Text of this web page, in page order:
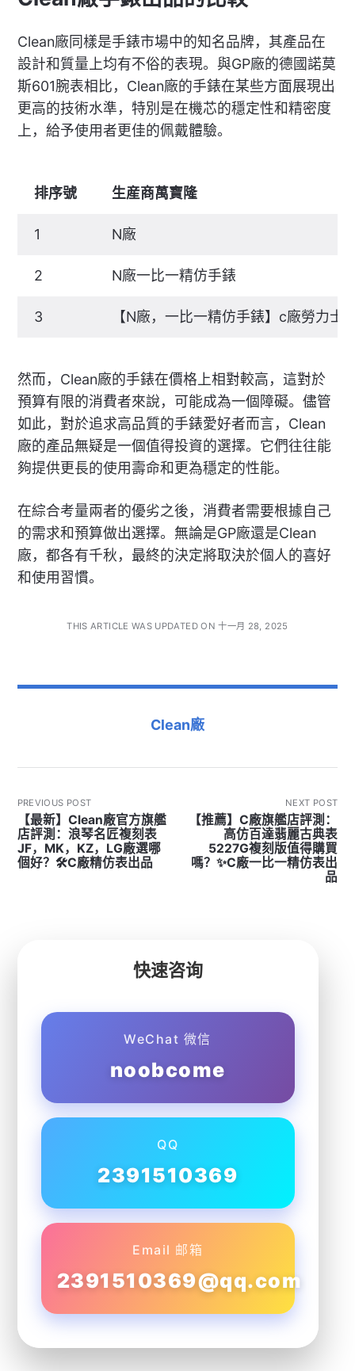
Clean廠同樣是手錶市場中的知名品牌，其產品在
設計和質量上均有不俗的表現。與GP廠的德國諾莫
斯601腕表相比，Clean廠的手錶在某些方面展現出
更高的技術水準，特別是在機芯的穩定性和精密度
上，給予使用者更佳的佩戴體驗。
排序號 生産商萬寶隆
1 N廠
2 N廠一比一精仿手錶
3 【N廠，一比一精仿手錶】c廠勞力
然而，Clean廠的手錶在價格上相對較高，這對於
預算有限的消費者來說，可能成為一個障礙。儘管
如此，對於追求高品質的手錶愛好者而言，Clean
廠的產品無疑是一個值得投資的選擇。它們往往能
夠提供更長的使用壽命和更為穩定的性能。
在綜合考量兩者的優劣之後，消費者需要根據自己
的需求和預算做出選擇。無論是GP廠還是Clean
廠，都各有千秋，最終的決定將取決於個人的喜好
和使用習慣。
THIS ARTICLE WAS UPDATED ON 十一月 28, 2025
Clean廠
PREVIOUS POST
【最新】Clean廠官方旗艦
店評測：浪琴名匠複刻表
JF，MK，KZ，LG廠選哪
個好？🛠C廠精仿表出品
NEXT POST
【推薦】C廠旗艦店評測：
高仿百達翡麗古典表
5227G複刻版值得購買
嗎？✨C廠一比一精仿表出
品
快速咨询
WeChat 微信
noobcome
QQ
2391510369
Email 邮箱
2391510369@qq.com